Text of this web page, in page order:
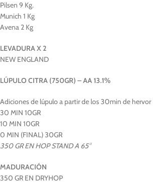
Pilsen 9 Kg.
Munich 1 Kg
Avena 2 Kg
LEVADURA X 2
NEW ENGLAND
LÚPULO CITRA (750GR) – AA 13.1%
Adiciones de lúpulo a partir de los 30min de hervor
30 MIN 10GR
10 MIN 10GR
0 MIN (FINAL) 30GR
350 GR EN HOP STAND A 65°
MADURACIÓN
350 GR EN DRYHOP